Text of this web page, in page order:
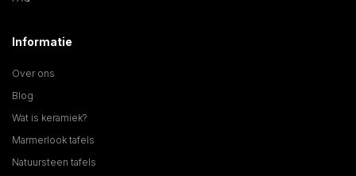
Informatie
Over ons
Blog
Wat is keramiek?
Marmerlook tafels
Natuursteen tafels